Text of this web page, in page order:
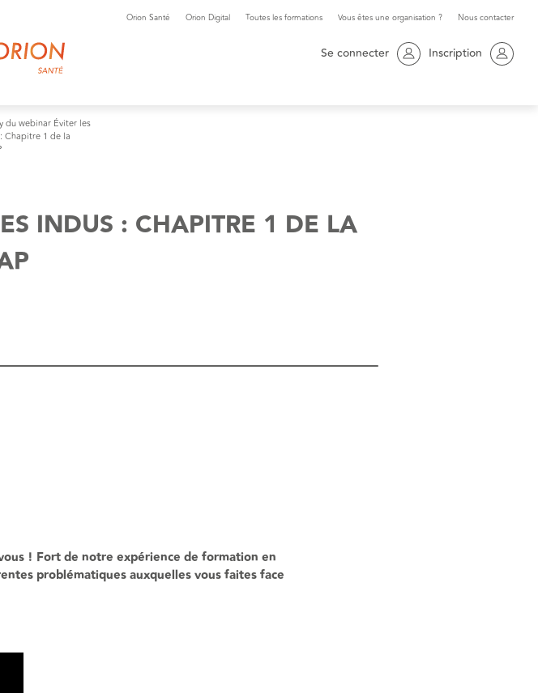
Orion Santé Orion Digital Toutes les formations Vous êtes une organisation ? Nous contacter
Se connecter Inscription
du webinar Éviter les
Chapitre 1 de la
INDUS : CHAPITRE 1 DE LA
! Fort de notre expérience de formation en
problématiques auxquelles vous faites face